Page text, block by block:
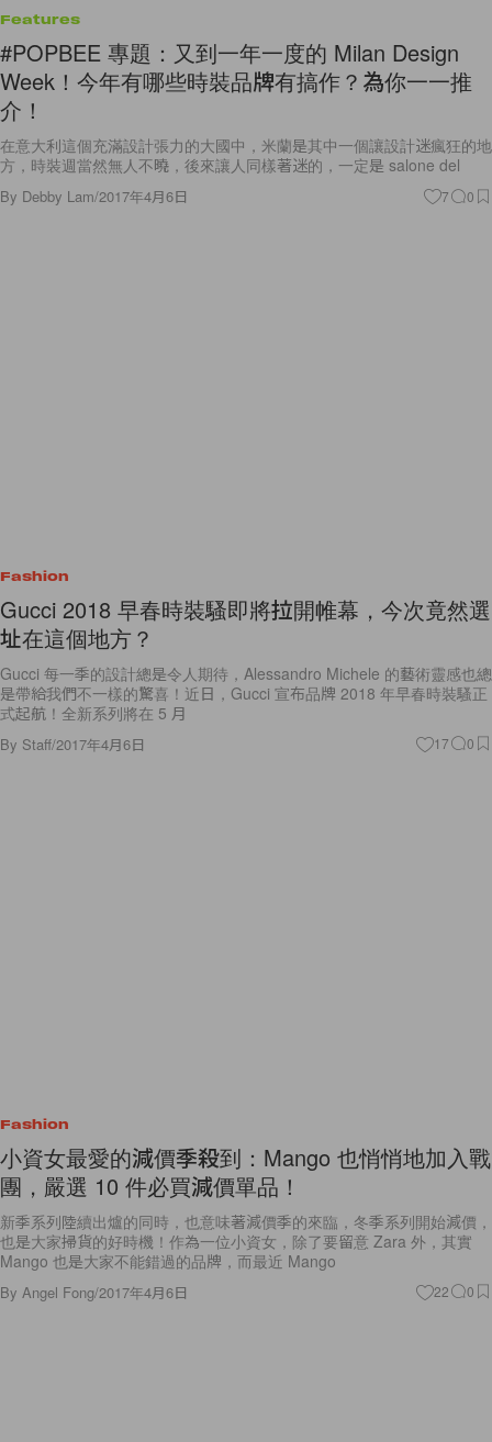
Features
#POPBEE 專題：又到一年一度的 Milan Design
Week！今年有哪些時裝品牌有搞作？為你一一推
介！
在意大利這個充滿設計張力的大國中，米蘭是其中一個讓設計迷瘋狂的地
方，時裝週當然無人不曉，後來讓人同樣著迷的，一定是 salone del
By Debby Lam/2017年4月6日 7 0
Fashion
Gucci 2018 早春時裝騷即將拉開帷幕，今次竟然選
址在這個地方？
Gucci 每一季的設計總是令人期待，Alessandro Michele 的藝術靈感也總
是帶給我們不一樣的驚喜！近日，Gucci 宣布品牌 2018 年早春時裝騷正
式起航！全新系列將在 5 月
By Staff/2017年4月6日 17 0
Fashion
小資女最愛的減價季殺到：Mango 也悄悄地加入戰
團，嚴選 10 件必買減價單品！
新季系列陸續出爐的同時，也意味著減價季的來臨，冬季系列開始減價，
也是大家掃貨的好時機！作為一位小資女，除了要留意 Zara 外，其實
Mango 也是大家不能錯過的品牌，而最近 Mango
By Angel Fong/2017年4月6日 22 0